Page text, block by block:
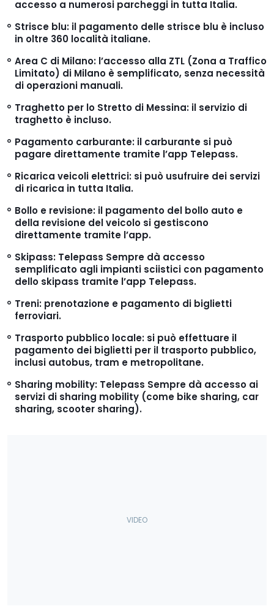
accesso a numerosi parcheggi in tutta Italia.
Strisce blu: il pagamento delle strisce blu è incluso
in oltre 360 località italiane.
Area C di Milano: l’accesso alla ZTL (Zona a Traffico
Limitato) di Milano è semplificato, senza necessità
di operazioni manuali.
Traghetto per lo Stretto di Messina: il servizio di
traghetto è incluso.
Pagamento carburante: il carburante si può
pagare direttamente tramite l’app Telepass.
Ricarica veicoli elettrici: si può usufruire dei servizi
di ricarica in tutta Italia.
Bollo e revisione: il pagamento del bollo auto e
della revisione del veicolo si gestiscono
direttamente tramite l’app.
Skipass: Telepass Sempre dà accesso
semplificato agli impianti sciistici con pagamento
dello skipass tramite l’app Telepass.
Treni: prenotazione e pagamento di biglietti
ferroviari.
Trasporto pubblico locale: si può effettuare il
pagamento dei biglietti per il trasporto pubblico,
inclusi autobus, tram e metropolitane.
Sharing mobility: Telepass Sempre dà accesso ai
servizi di sharing mobility (come bike sharing, car
sharing, scooter sharing).